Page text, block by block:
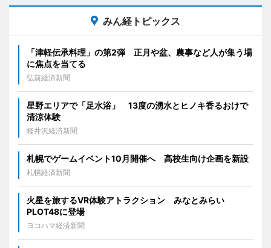
みん経トピックス
「津軽伝承料理」の第2弾 正月や盆、農事など人が集う場
に焦点を当てる
弘前経済新聞
星野エリアで「足水浴」 13度の湧水とヒノキ香るおけで
清涼体験
軽井沢経済新聞
札幌でゲームイベント10月開催へ 高校生向け企画を新設
札幌経済新聞
火星を旅するVR体験アトラクション みなとみらい
PLOT48に登場
ヨコハマ経済新聞